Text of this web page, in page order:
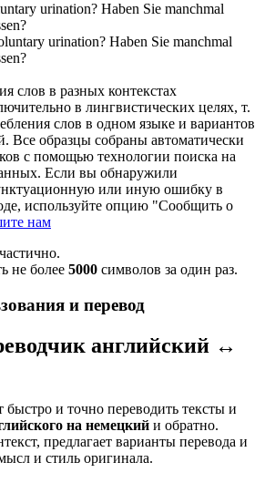
urination? Haben Sie manchmal
urination? Haben Sie manchmal
слов в разных контекстах
в лингвистических целях, т.
слов в одном языке и вариантов
Все образцы собраны автоматически
с помощью технологии поиска на
Если вы обнаружили
или иную ошибку в
используйте опцию "Сообщить о
нам
не более 5000 символов за один раз.
и перевод
английский ↔
быстро и точно переводить тексты и
на немецкий и обратно.
предлагает варианты перевода и
и стиль оригинала.